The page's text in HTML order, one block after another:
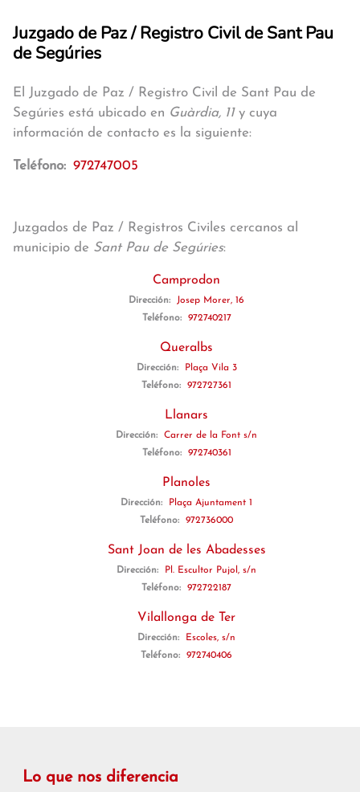
Juzgado de Paz / Registro Civil de Sant Pau
de Segúries
El Juzgado de Paz / Registro Civil de Sant Pau de
Segúries está ubicado en Guàrdia, 11y cuya
información de contacto es la siguiente:
Teléfono: 972747005
Juzgados de Paz / Registros Civiles cercanos al
municipio de Sant Pau de Segúries:
Camprodon
Dirección:
Josep Morer, 16
Teléfono:
972740217
Queralbs
Dirección:
Plaça Vila 3
Teléfono:
972727361
Llanars
Dirección:
Carrer de la Font s/n
Teléfono:
972740361
Planoles
Dirección:
Plaça Ajuntament 1
Teléfono:
972736000
Sant Joan de les Abadesses
Dirección:
Pl. Escultor Pujol, s/n
Teléfono:
972722187
Vilallonga de Ter
Dirección:
Escoles, s/n
Teléfono:
972740406
Lo que nos diferencia